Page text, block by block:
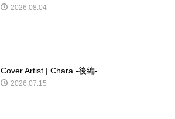
2026.08.04
Cover Artist | Chara -後編-
2026.07.15